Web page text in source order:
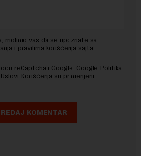
molimo vas da se upoznate sa
i pravilima korišćenja sajta.
reCaptcha i Google. Google Politika
Korišćenja su primenjeni.